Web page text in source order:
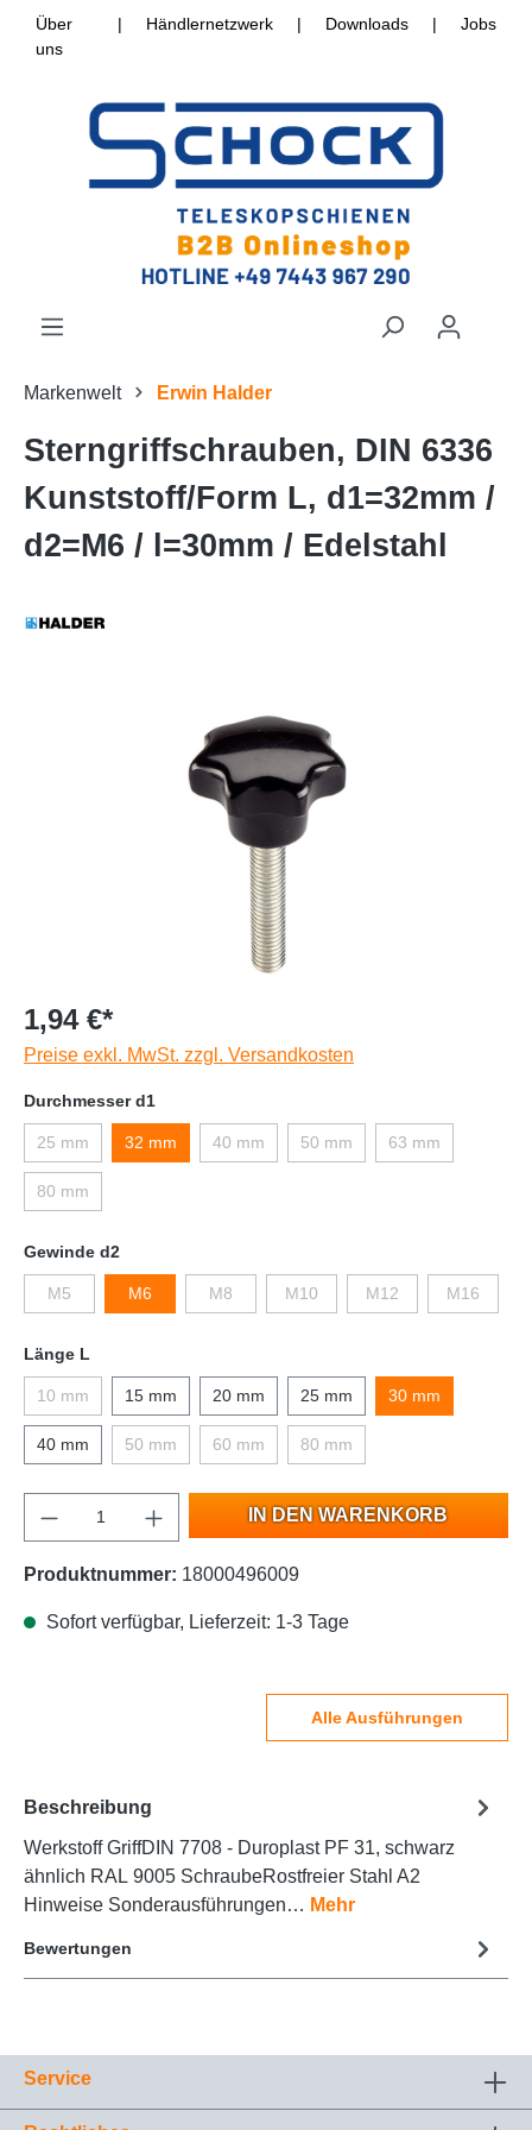
Über
uns
| Händlernetzwerk | Downloads | Jobs
Markenwelt Erwin Halder
Sterngriffschrauben, DIN 6336
Kunststoff/Form L, d1=32mm /
d2=M6 / l=30mm / Edelstahl
1,94 €*
Preise exkl. MwSt. zzgl. Versandkosten
Durchmesser d1
25 mm 32 mm 40 mm 50 mm 63 mm
80 mm
Gewinde d2
M5 M6 M8 M10 M12 M16
Länge L
10 mm 15 mm 20 mm 25 mm 30 mm
40 mm 50 mm 60 mm 80 mm
IN DEN WARENKORB
Produktnummer: 18000496009
Sofort verfügbar, Lieferzeit: 1-3 Tage
Alle Ausführungen
Beschreibung
Werkstoff GriffDIN 7708 - Duroplast PF 31, schwarz
ähnlich RAL 9005 SchraubeRostfreier Stahl A2
Hinweise Sonderausführungen… Mehr
Bewertungen
Service